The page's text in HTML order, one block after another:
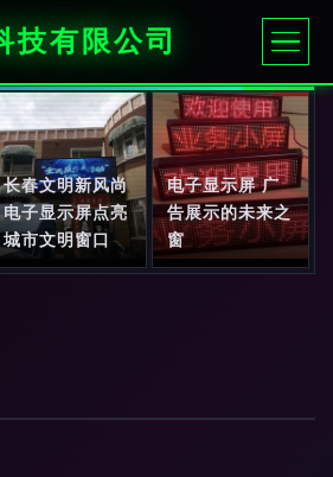
技有限公司
长春文明新风尚
电子显示屏点亮
城市文明窗口
电子显示屏 广
告展示的未来之
窗